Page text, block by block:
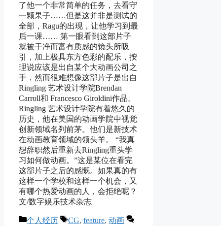
了他一个非常简单的任务，去看守
一颗果子……但是这并非是测试的
全部，Ragu的出现，让他学习到最
后一课…… 第一眼看到这部片子
就被干净而富有质感的镜头所吸
引，加上极具东方色彩的配乐，按
理说应该是出自某个大动画公司之
手，然而很难想像这部片子是出自
Ringling 艺术设计学院Brendan
Carroll和 Francesco Giroldini作品。
Ringling 艺术设计学院有着悠久的
历史，他在美国的动画学院中视觉
创新领域名列前茅。他们是新技术
在动画教育领域的领头羊。 “我真
想辞职然后重新去Ringling重头学
习如何做动画。”这是某位在看完
这部片子之后的感慨。如果真的有
这样一个学校和这样一个机会，又
有哪个热爱动画的人，会拒绝呢？
文/数字娱乐技术杂志
Categories
个人经历 Tags
CG, feature, 动画